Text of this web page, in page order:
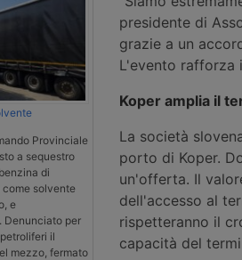
Provinciale
a sequestro
di
solvente
e
per
il
mezzo, fermato
presidente di
grazie a un
L'evento rafforza
Koper amplia il
La società
porto di Koper.
un'offerta. Il
dell'accesso al
rispetteranno il
capacità del